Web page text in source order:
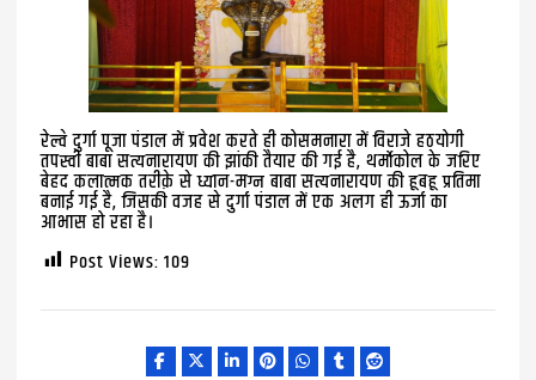
रेल्वे दुर्गा पूजा पंडाल में प्रवेश करते ही कोसमनारा में विराजे हठयोगी
तपस्वी बाबा सत्यनारायण की झांकी तैयार की गई है, थर्मोकोल के जरिए
बेहद कलात्मक तरीक़े से ध्यान-मग्न बाबा सत्यनारायण की हूबहू प्रतिमा
बनाई गई है, जिसकी वजह से दुर्गा पंडाल में एक अलग ही ऊर्जा का
आभास हो रहा है।
Post Views: 109